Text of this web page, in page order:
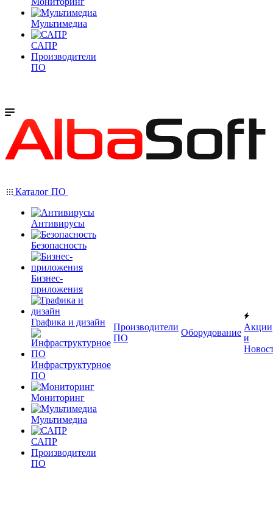
Мультимедиа
САПР
Производители
ПО
Каталог ПО
Антивирусы
Безопасность
Бизнес-
приложения
Графика и дизайн
Инфраструктурное
ПО
Мониторинг
Мультимедиа
САПР
Производители
ПО
Производители
ПО
Оборудование
Акции
и